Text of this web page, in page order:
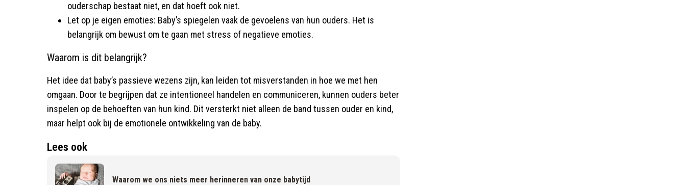
ouderschap bestaat niet, en dat hoeft ook niet.
Let op je eigen emoties: Baby’s spiegelen vaak de gevoelens van hun ouders. Het is
belangrijk om bewust om te gaan met stress of negatieve emoties.
Waarom is dit belangrijk?
Het idee dat baby’s passieve wezens zijn, kan leiden tot misverstanden in hoe we met hen
omgaan. Door te begrijpen dat ze intentioneel handelen en communiceren, kunnen ouders beter
inspelen op de behoeften van hun kind. Dit versterkt niet alleen de band tussen ouder en kind,
maar helpt ook bij de emotionele ontwikkeling van de baby.
Lees ook
Waarom we ons niets meer herinneren van onze babytijd